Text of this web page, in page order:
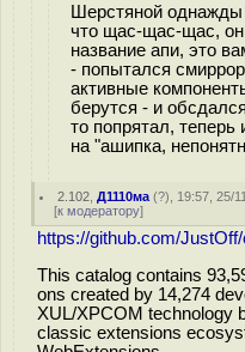
Шерстяной
что щас-щас-щас,
название апи, это
- попытался
активные
берутся - и
то попрятал, теперь
на "ашипка,
2.102 ,Д1110ма (?), 19:57, 25/
[к модератору]
https://github.com/
This catalog contains
ons created by 14,274
XUL/XPCOM technology
classic extensions